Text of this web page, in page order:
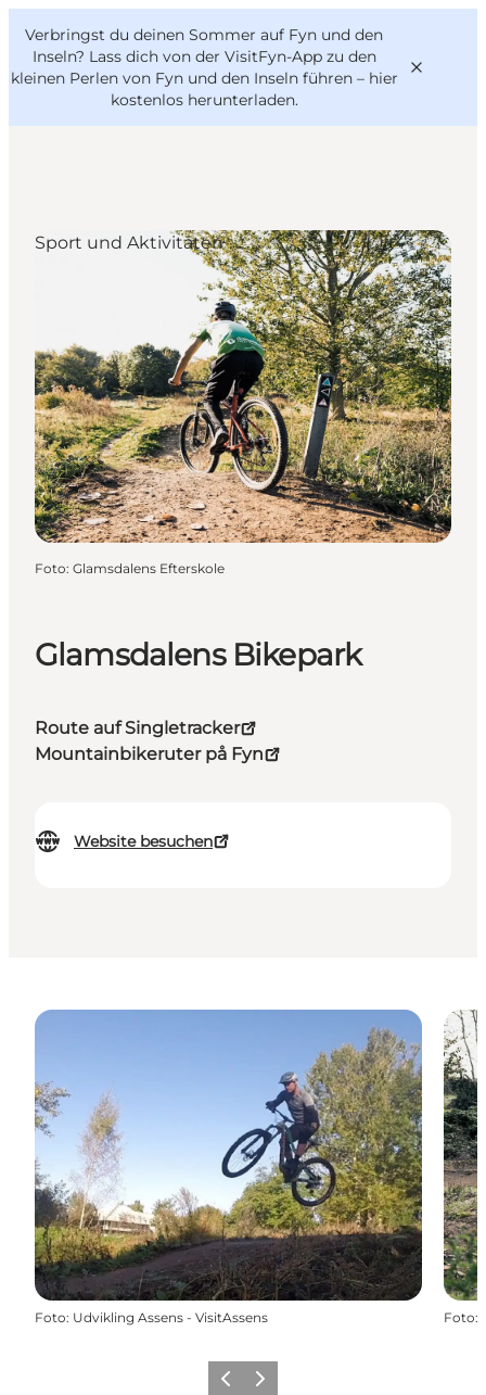
Verbringst du deinen Sommer auf Fyn und den
Inseln? Lass dich von der VisitFyn-App zu den
kleinen Perlen von Fyn und den Inseln führen – hier
kostenlos herunterladen.
Reise Ideen
Outdoor & bike
Essen & trinken
Übernachtung
VisitFyn
Deutsch
Glamsdalens Bikepark
Route auf Singletracker
Mountainbikeruter på Fyn
Website besuchen
Sport und Aktivitäten
Foto: Glamsdalens Efterskole
Foto: Udvikling Assens - VisitAssens Foto:
ZurückWeiter